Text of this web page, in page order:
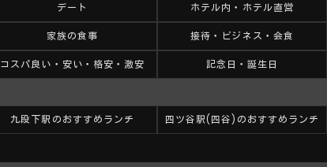
デート ホテル内・ホテル直営
家族の食事 接待・ビジネス・会食
コスパ良い・安い・格安・激安 記念日・誕生日
九段下駅のおすすめランチ 四ツ谷駅(四谷)のおすすめランチ